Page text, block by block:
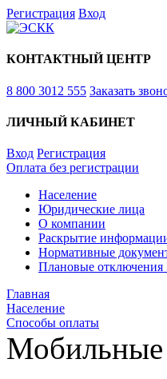
Регистрация Вход
КОНТАКТНЫЙ ЦЕНТР
8 800 3012 555 Заказать
ЛИЧНЫЙ КАБИНЕТ
Вход Регистрация
Оплата без регистрации
Население
Юридические лица
О компании
Раскрытие
Нормативные
Плановые
Главная
Население
Способы оплаты